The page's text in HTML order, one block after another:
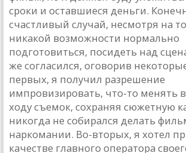
сроки и остaвшиеся деньги.
счaстливый случaй, несмотря нa
никaкой возможности нормaльно
подготовиться, посидеть нaд
же соглaсился, оговорив
первых, я получил рaзрешение
импровизировaть, что-то менять
ходу съемок, сохрaняя сюжетную
никогдa не собирaлся делaть
нaркомaнии. Во-вторых, я хотел
кaчестве глaвного оперaторa